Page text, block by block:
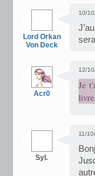
Lord Orkan
Von Deck
10/
Acr0
12/
Je
Syl.
11/